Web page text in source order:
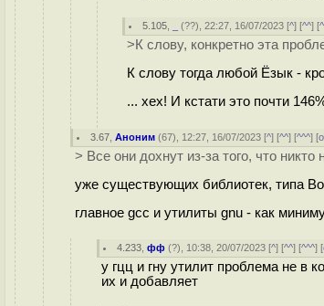
5.105 (??), 22:27, 16/07/2023 [^] [^^] [
>К слову, конкретно эта
К слову тогда любой Ёзык -
... хех! И кстати это почти
3.67 ,Аноним (67), 12:27, 16/07/2023 [^] [^^] [^^^] [
> Все они дохнут из-за того, что
уже существующих библиотек, типа
главное gcc и утилиты gnu - как
4.233 ,фф (?), 10:38, 20/07/2023 [^] [^^] [^^^] [
у гцц и гну утилит проблема не в
их и добавляет